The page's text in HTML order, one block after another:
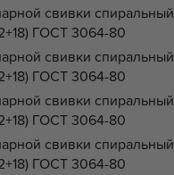
свивки
ГОСТ 3064-80
свивки
ГОСТ 3064-80
свивки
ГОСТ 3064-80
свивки
ГОСТ 3064-80